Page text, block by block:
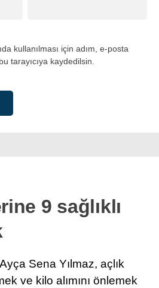
kullanılması için adım, e-posta
tarayıcıya kaydedilsin.
9 sağlıklı
Sena Yılmaz, açlık
ve kilo alımını önlemek